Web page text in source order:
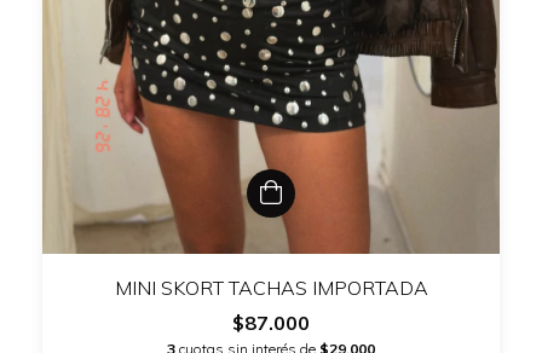
MINI SKORT TACHAS IMPORTADA
$87.000
3 cuotas sin interés de $29.000